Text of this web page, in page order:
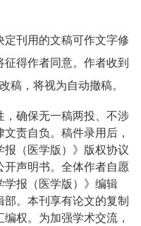
刊用的文稿可作文字修
得作者同意。作者收到
稿，将视为自动撤稿。
确保无一稿两投、不涉
责自负。稿件录用后，
（医学版）》版权协议
声明书。全体作者自愿
学报（医学版）》编辑
。本刊享有论文的复制
权。为加强学术交流，